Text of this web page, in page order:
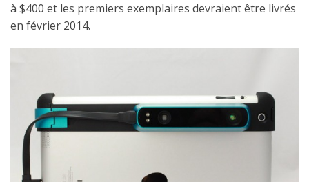
à $400 et les premiers exemplaires devraient être livrés
en février 2014.